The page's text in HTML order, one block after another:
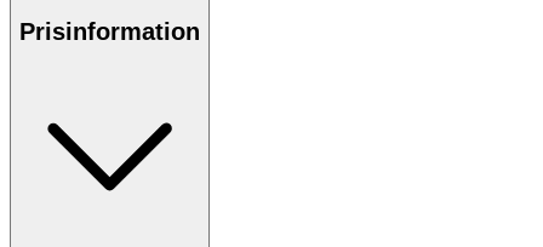
Prisinformation